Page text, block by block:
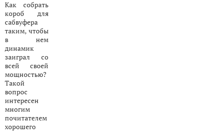
Как собрать
короб для
сабвуфера
таким, чтобы
в нем
динамик
заиграл со
всей своей
мощностью?
Такой
вопрос
интересен
многим
почитателем
хорошего